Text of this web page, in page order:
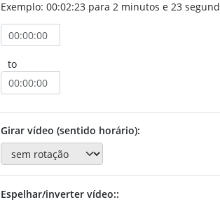
Exemplo: 00:02:23 para 2 minutos e 23
to
Girar vídeo (sentido horário):
Espelhar/inverter vídeo::